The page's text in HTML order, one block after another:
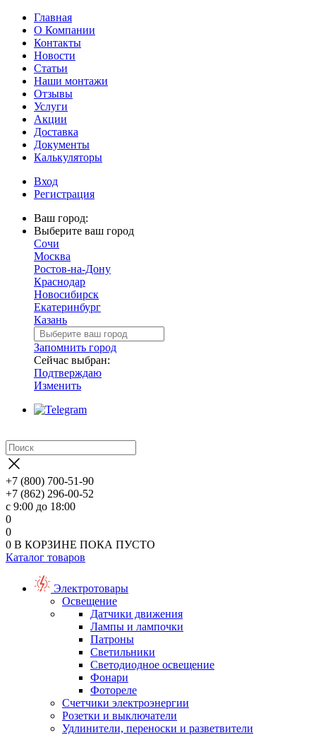
Главная
О Компании
Контакты
Новости
Статьи
Наши монтажи
Отзывы
Услуги
Акции
Доставка
Документы
Калькуляторы
Вход
Регистрация
Ваш город:
Выберите ваш город
Сочи
Москва
Ростов-на-Дону
Краснодар
Новосибирск
Екатеринбург
Казань
Запомнить город
Сейчас выбран:
Подтверждаю
Изменить
+7 (800) 700-51-90
+7 (862) 296-00-52
с 9:00 до 18:00
0
0
0 В КОРЗИНЕ ПОКА ПУСТО
Каталог товаров
Электротовары
Освещение
Датчики движения
Лампы и лампочки
Патроны
Светильники
Светодиодное освещение
Фонари
Фотореле
Счетчики электроэнергии
Розетки и выключатели
Удлинители, переноски и разветвители